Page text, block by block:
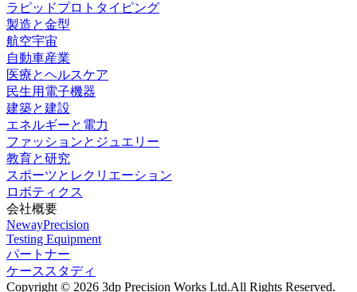
ラピッドプロトタイピング
製造と金型
航空宇宙
自動車産業
医療とヘルスケア
民生用電子機器
建築と建設
エネルギーと電力
ファッションとジュエリー
教育と研究
スポーツとレクリエーション
ロボティクス
会社概要
NewayPrecision
Testing Equipment
パートナー
ケーススタディ
Copyright © 2026 3dp Precision Works Ltd.All Rights Reserved.